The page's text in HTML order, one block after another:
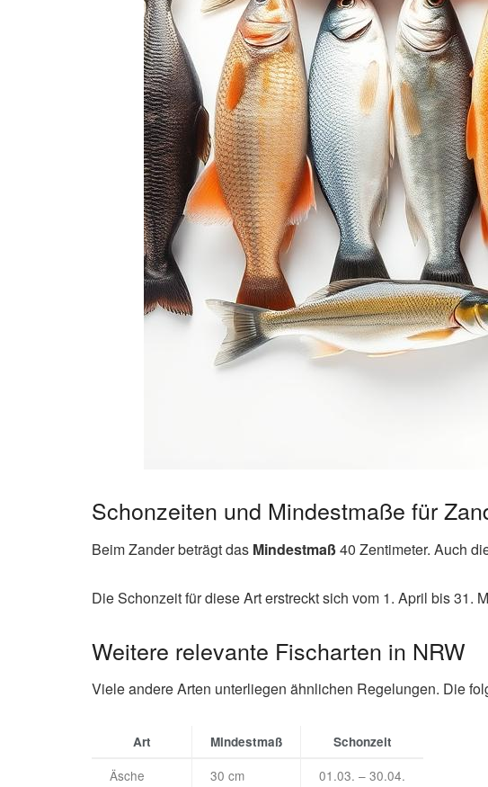
Schonzeiten und Mindestmaße für
Beim Zander beträgt das Mindestmaß40 Zentimeter. Auch
Die Schonzeit für diese Art erstreckt sich vom 1. April bis 31.
Weitere relevante Fischarten in NRW
Viele andere Arten unterliegen ähnlichen Regelungen. Die
Art Mindestmaß Schonzeit
Äsche 30 cm 01.03. – 30.04.